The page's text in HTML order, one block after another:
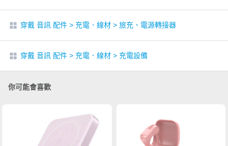
穿戴 音訊 配件 > 充電．線材 > 旅充、電源轉接器
穿戴 音訊 配件 > 充電．線材 > 充電設備
你可能會喜歡